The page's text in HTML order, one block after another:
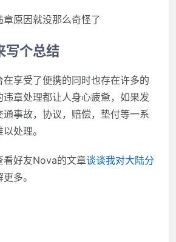
原因就没那么奇怪了
写个总结
享受了便携的同时也存在许多的
违章处理都让人身心疲惫，如果发
通事故，协议，赔偿，垫付等一系
处理。
看好友Nova的文章谈谈我对大陆分
多。